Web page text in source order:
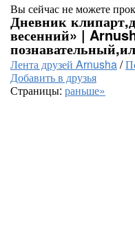
Вы сейчас не можете
Дневник
весенний» |
Лента друзей Arnusha/
Добавить в друзья
Страницы: раньше»